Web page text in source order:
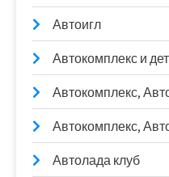
Автоигл
Автокомплекс и
Автокомплекс,
Автокомплекс,
Автолада клуб